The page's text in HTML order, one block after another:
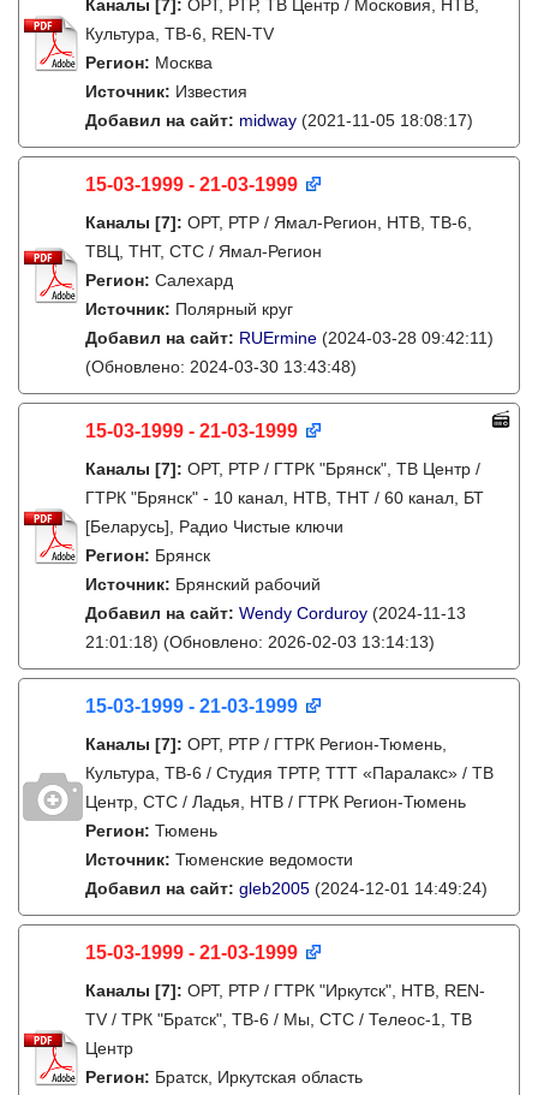
Каналы [7] : ОРТ, РТР, ТВ Центр / Московия, НТВ,
Культура, ТВ-6, REN-TV
Регион: Москва
Источник: Известия
Добавил на сайт: midway (2021-11-05 18:08:17)
15-03-1999 - 21-03-1999
Каналы [7]: ОРТ, РТР / Ямал-Регион, НТВ, ТВ-6,
ТВЦ, ТНТ, СТС / Ямал-Регион
Регион: Салехард
Источник: Полярный круг
Добавил на сайт: RUErmine (2024-03-28 09:42:11)
(Обновлено: 2024-03-30 13:43:48)
15-03-1999 - 21-03-1999
Каналы [7]: ОРТ, РТР / ГТРК "Брянск", ТВ Центр /
ГТРК "Брянск" - 10 канал, НТВ, ТНТ / 60 канал, БТ
[Беларусь], Радио Чистые ключи
Регион: Брянск
Источник: Брянский рабочий
Добавил на сайт: Wendy Corduroy (2024-11-13
21:01:18) (Обновлено: 2026-02-03 13:14:13)
15-03-1999 - 21-03-1999
Каналы [7]: ОРТ, РТР / ГТРК Регион-Тюмень,
Культура, ТВ-6 / Студия ТРТР, ТТТ «Паралакс» / ТВ
Центр, СТС / Ладья, НТВ / ГТРК Регион-Тюмень
Регион: Тюмень
Источник: Тюменские ведомости
Добавил на сайт: gleb2005 (2024-12-01 14:49:24)
15-03-1999 - 21-03-1999
Каналы [7]: ОРТ, РТР / ГТРК "Иркутск", НТВ, REN-
TV / ТРК "Братск", ТВ-6 / Мы, СТС / Телеос-1, ТВ
Центр
Регион: Братск, Иркутская область